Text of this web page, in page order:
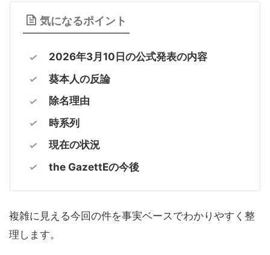
気になるポイント
2026年3月10日の公式発表の内容
葵本人の反論
除名理由
時系列
現在の状況
the GazettEの今後
複雑に見える今回の件を事実ベースでわかりやすく整
理します。